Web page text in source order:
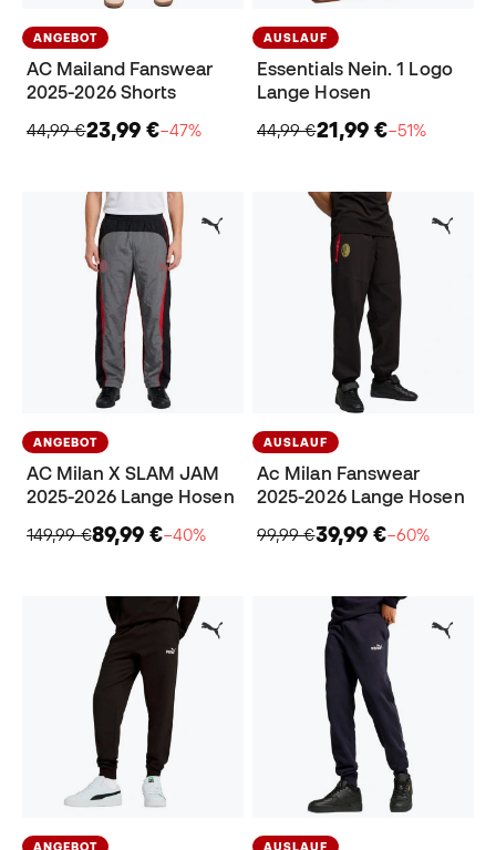
ANGEBOT
AC Mailand Fanswear
2025-2026 Shorts
44,99 €23,99 €−47%
AUSLAUF
Essentials Nein. 1 Logo
Lange Hosen
44,99 €21,99 €−51%
ANGEBOT
AC Milan X SLAM JAM
2025-2026 Lange Hosen
149,99 €89,99 €−40%
AUSLAUF
Ac Milan Fanswear
2025-2026 Lange Hosen
99,99 €39,99 €−60%
ANGEBOT AUSLAUF